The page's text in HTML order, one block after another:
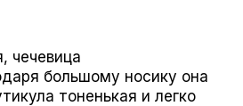
чечевица
большому носику она
тоненькая и легко